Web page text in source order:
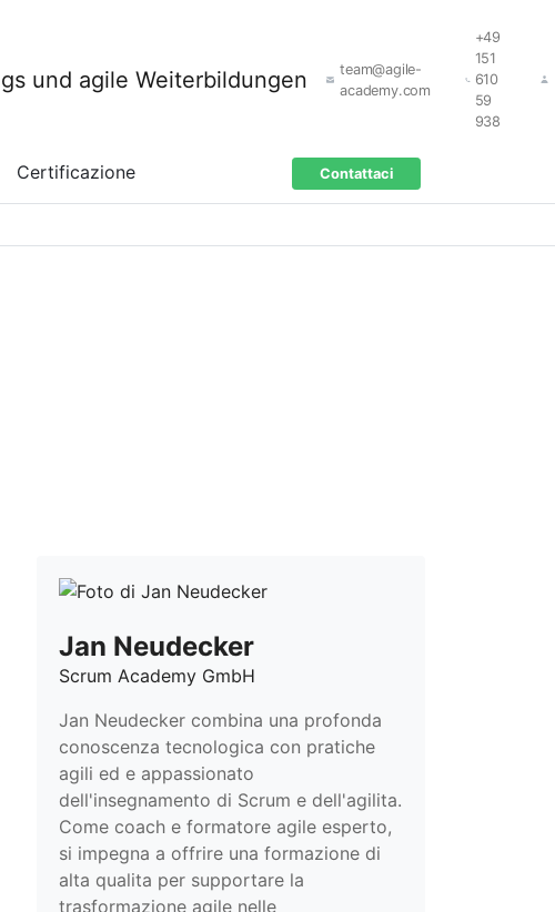
team@agile-
academy.com
+49
151
610
59
938
Certificazione Contattaci
Jan Neudecker
Scrum Academy GmbH
Jan Neudecker combina una profonda
conoscenza tecnologica con pratiche
agili ed e appassionato
dell'insegnamento di Scrum e dell'agilita.
Come coach e formatore agile esperto,
si impegna a offrire una formazione di
alta qualita per supportare la
trasformazione agile nelle